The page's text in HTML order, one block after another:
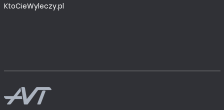
KtoCieWyleczy.pl